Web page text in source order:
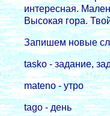
интеpесная.
Высокая гоpа.
Запишем новые
tasko - задание,
mateno - утpо
tago - день